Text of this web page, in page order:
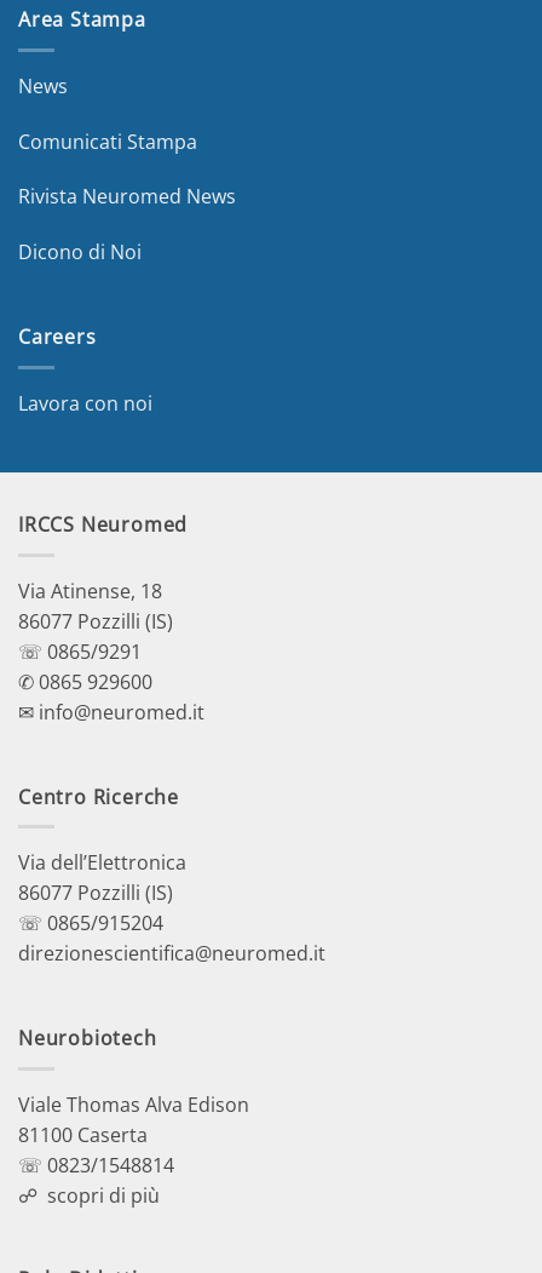
Area Stampa
News
Comunicati Stampa
Rivista Neuromed News
Dicono di Noi
Careers
Lavora con noi
IRCCS Neuromed
Via Atinense, 18
86077 Pozzilli (IS)
☏ 0865/9291
✆ 0865 929600
✉ info@neuromed.it
Centro Ricerche
Via dell’Elettronica
86077 Pozzilli (IS)
☏ 0865/915204
direzionescientifica@neuromed.it
Neurobiotech
Viale Thomas Alva Edison
81100 Caserta
☏ 0823/1548814
☍ scopri di più